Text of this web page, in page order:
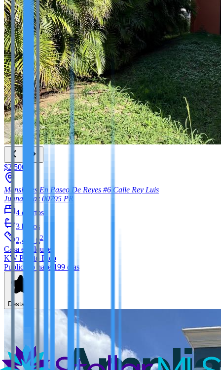
$2,500
Mansiones En Paseo De Reyes #6 Calle Rey Luis
Juana Diaz 00795 PR
4 cuartos
3 baños
2,400
ft2
Casa en alquiler
KW Puerto Rico
Publicado hace 199 días
Destacar